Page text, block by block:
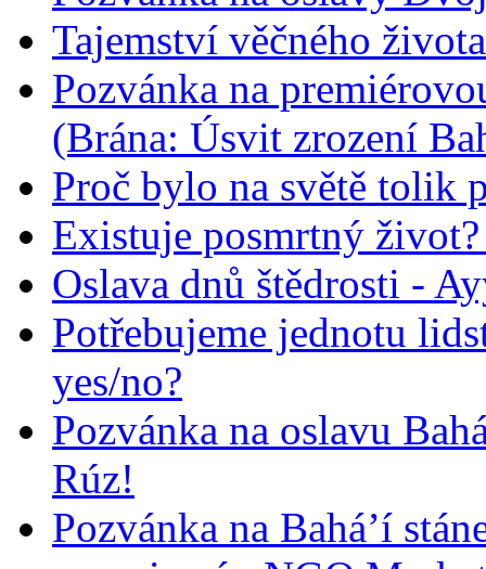
Tajemství věčného života
Pozvánka na
(Brána: Úsvit zrození
Proč bylo na světě tolik
Existuje posmrtný
Oslava dnů štědrosti -
Potřebujeme jednotu
yes/no?
Pozvánka na oslavu
Rúz!
Pozvánka na Bahá’í